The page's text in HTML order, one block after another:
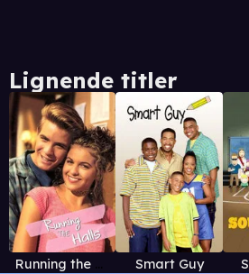
Lignende titler
Running the Halls Smart Guy